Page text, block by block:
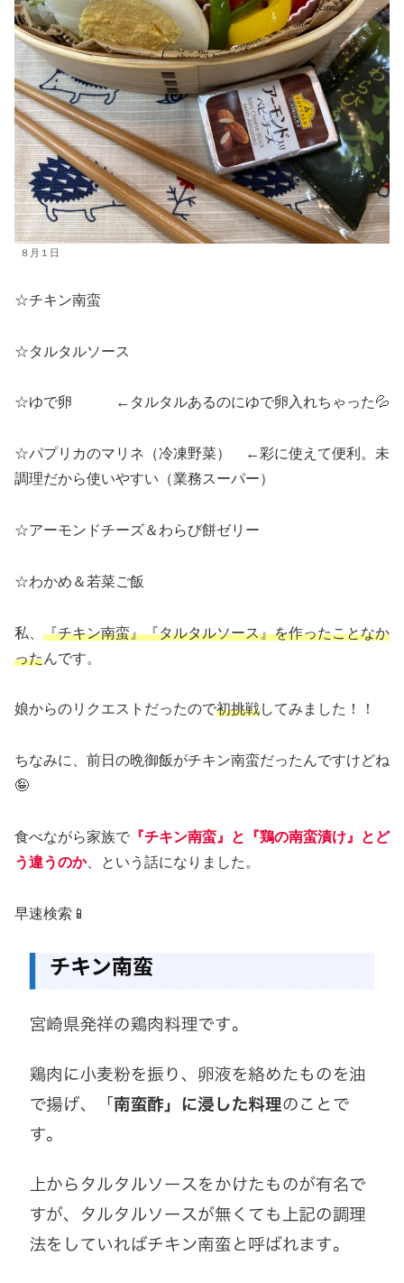
８月１日
☆チキン南蛮
☆タルタルソース
☆ゆで卵 ←タルタルあるのにゆで卵入れちゃった💦
☆パプリカのマリネ（冷凍野菜） ←彩に使えて便利。未
調理だから使いやすい（業務スーパー）
☆アーモンドチーズ＆わらび餅ゼリー
☆わかめ＆若菜ご飯
私、 『チキン南蛮』『タルタルソース』を作ったことなか
ったんです。
娘からのリクエストだったので初挑戦してみました！！
ちなみに、前日の晩御飯がチキン南蛮だったんですけどね
🤪
食べながら家族で 『チキン南蛮』と『鶏の南蛮漬け』とど
う違うのか、という話になりました。
早速検索📱